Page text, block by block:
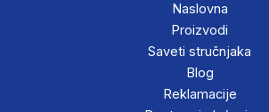
Naslovna
Proizvodi
Saveti stručnjaka
Blog
Reklamacije